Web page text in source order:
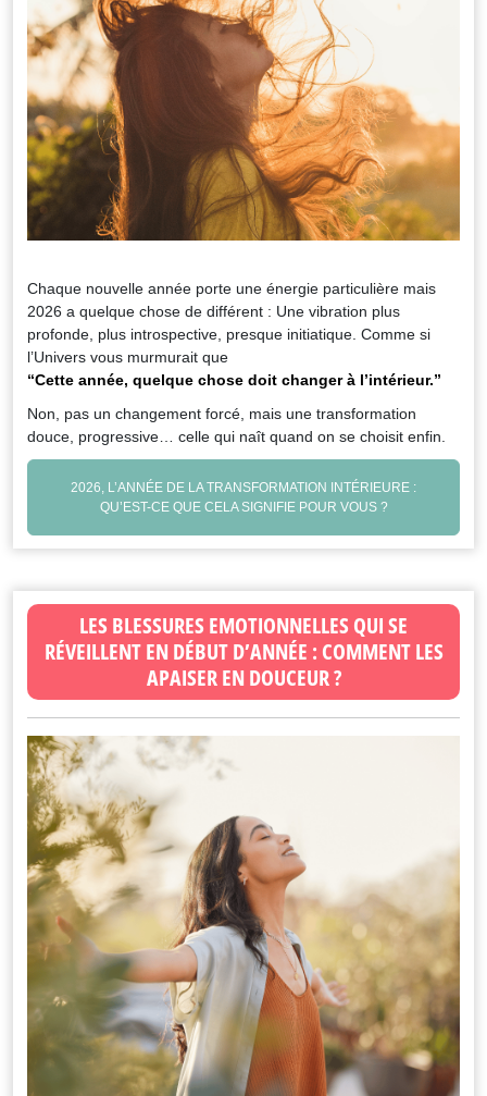
Chaque nouvelle année porte une énergie particulière mais
2026 a quelque chose de différent : Une vibration plus
profonde, plus introspective, presque initiatique. Comme si
l’Univers vous murmurait que
“Cette année, quelque chose doit changer à l’intérieur.”
Non, pas un changement forcé, mais une transformation
douce, progressive… celle qui naît quand on se choisit enfin.
2026, L’ANNÉE DE LA TRANSFORMATION INTÉRIEURE :
QU’EST-CE QUE CELA SIGNIFIE POUR VOUS ?
LES BLESSURES EMOTIONNELLES QUI SE
RÉVEILLENT EN DÉBUT D’ANNÉE : COMMENT LES
APAISER EN DOUCEUR ?